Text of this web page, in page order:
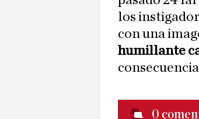
los
con una
humillante
0